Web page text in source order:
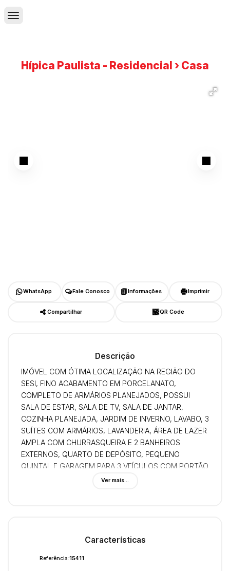
Hípica Paulista - Residencial › Casa
WhatsApp Fale Conosco Informações Imprimir
Compartilhar QR Code
Descrição
IMÓVEL COM ÓTIMA LOCALIZAÇÃO NA REGIÃO DO
SESI, FINO ACABAMENTO EM PORCELANATO,
COMPLETO DE ARMÁRIOS PLANEJADOS, POSSUI
SALA DE ESTAR, SALA DE TV, SALA DE JANTAR,
COZINHA PLANEJADA, JARDIM DE INVERNO, LAVABO, 3
SUÍTES COM ARMÁRIOS, LAVANDERIA, ÁREA DE LAZER
AMPLA COM CHURRASQUEIRA E 2 BANHEIROS
EXTERNOS, QUARTO DE DEPÓSITO, PEQUENO
QUINTAL E GARAGEM PARA 3 VEÍCULOS COM PORTÃO
Ver mais...
Características
Referência:15411